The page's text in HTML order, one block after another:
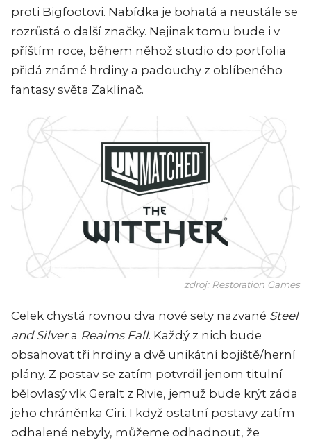
proti Bigfootovi. Nabídka je bohatá a neustále se
rozrůstá o další značky. Nejinak tomu bude i v
příštím roce, během něhož studio do portfolia
přidá známé hrdiny a padouchy z oblíbeného
fantasy světa Zaklínač.
zdroj: Restoration Games
Celek chystá rovnou dva nové sety nazvané Steel
and Silvera Realms Fall. Každý z nich bude
obsahovat tři hrdiny a dvě unikátní bojiště/herní
plány. Z postav se zatím potvrdil jenom titulní
bělovlasý vlk Geralt z Rivie, jemuž bude krýt záda
jeho chráněnka Ciri. I když ostatní postavy zatím
odhalené nebyly, můžeme odhadnout, že